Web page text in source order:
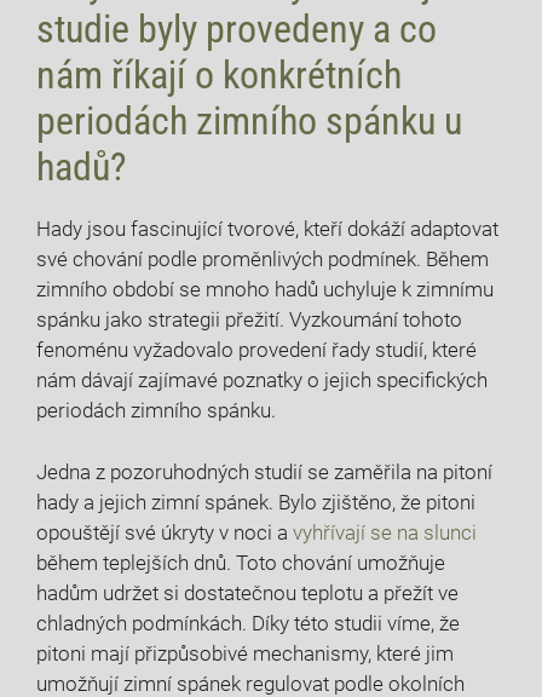
studie byly provedeny a co
nám říkají o konkrétních
periodách zimního spánku u
hadů?
Hady jsou fascinující tvorové, kteří dokáží adaptovat
své chování podle proměnlivých podmínek. Během
zimního období se mnoho hadů uchyluje k zimnímu
spánku jako strategii přežití. Vyzkoumání tohoto
fenoménu vyžadovalo provedení řady studií, které
nám dávají zajímavé poznatky o jejich specifických
periodách zimního spánku.
Jedna z pozoruhodných studií se zaměřila na pitoní
hady a jejich zimní spánek. Bylo zjištěno, že pitoni
opouštějí své úkryty v noci a vyhřívají se na slunci
během teplejších dnů. Toto chování umožňuje
hadům udržet si dostatečnou teplotu a přežít ve
chladných podmínkách. Díky této studii víme, že
pitoni mají přizpůsobivé mechanismy, které jim
umožňují zimní spánek regulovat podle okolních